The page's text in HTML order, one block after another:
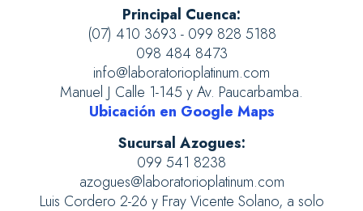
Principal Cuenca:
(07) 410 3693 - 099 828 5188
098 484 8473
info@laboratorioplatinum.com
Manuel J Calle 1-145 y Av. Paucarbamba.
Ubicación en Google Maps
Sucursal Azogues:
099 541 8238
azogues@laboratorioplatinum.com
Luis Cordero 2-26 y Fray Vicente Solano, a solo